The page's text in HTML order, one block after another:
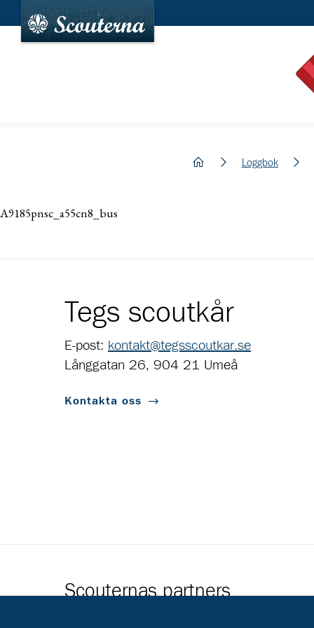
hem Loggbok
A9185pnsc_a55cn8_bus
Tegs scoutkår
E-post: kontakt@tegsscoutkar.se
Långgatan 26, 904 21 Umeå
Kontakta oss
Scouternas partners